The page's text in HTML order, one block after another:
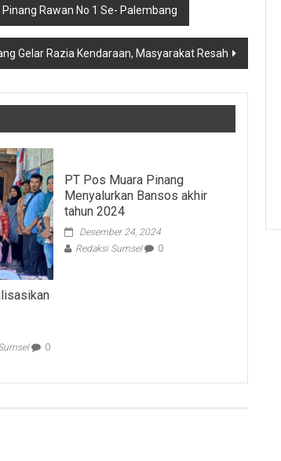
Rawan No 1 Se- Palembang
Gelar Razia Kendaraan, Masyarakat Resah
0
PT Pos Muara Pinang
Menyalurkan Bansos akhir
tahun 2024
Desember 24, 2024
Redaksi Sumsel
0